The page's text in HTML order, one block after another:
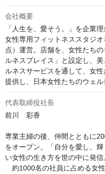
会社概要
「人生を、愛そう。」を企業
女性専用フィットネススタジ
点）運営。店舗を、女性たち
ルネスプレイス」と設定し、
ルネスサービスを通して、女
提供し、日本女性たちのウェル
代表取締役社長
前川　彩香
専業主婦の後、仲間とともに
をオープン。「自分を愛し、
い女性の生き方を世の中に発信
約1000名の社員に占める女